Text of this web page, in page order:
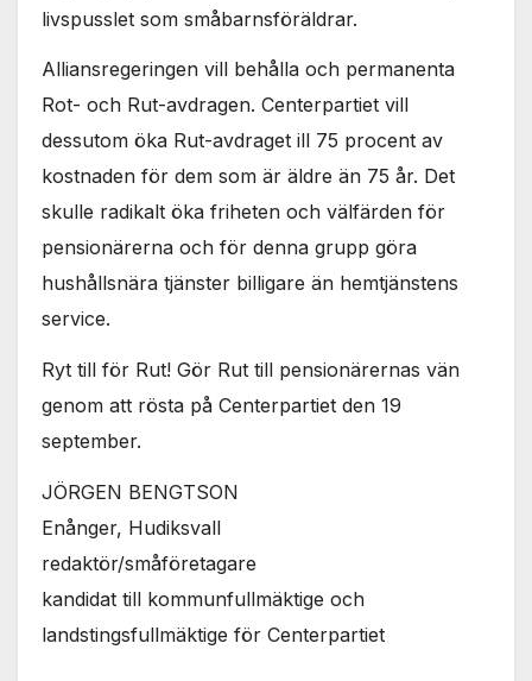
livspusslet som småbarnsföräldrar.
Alliansregeringen vill behålla och permanenta
Rot- och Rut-avdragen. Centerpartiet vill
dessutom öka Rut-avdraget ill 75 procent av
kostnaden för dem som är äldre än 75 år. Det
skulle radikalt öka friheten och välfärden för
pensionärerna och för denna grupp göra
hushållsnära tjänster billigare än hemtjänstens
service.
Ryt till för Rut! Gör Rut till pensionärernas vän
genom att rösta på Centerpartiet den 19
september.
JÖRGEN BENGTSON
Enånger, Hudiksvall
redaktör/småföretagare
kandidat till kommunfullmäktige och
landstingsfullmäktige för Centerpartiet